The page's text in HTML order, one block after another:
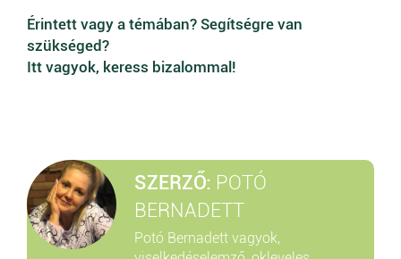
Érintett vagy a témában? Segítségre van
szükséged?
Itt vagyok, keress bizalommal!
SZERZŐ: POTÓ
BERNADETT
Potó Bernadett vagyok,